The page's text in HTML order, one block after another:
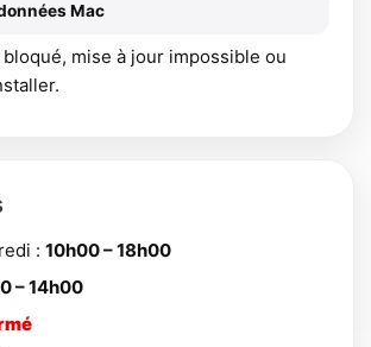
Mac
mise à jour impossible ou
: 10h00 – 18h00
– 14h00